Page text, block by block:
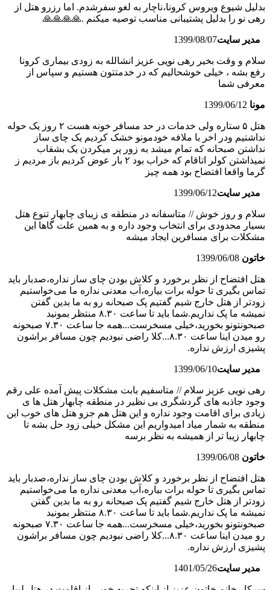
بدلیل شیوع ویروس کرونا،ناچار به لغو سفرشدم. اما رزرو هتل از
رهی نو را بدلیل پشتیبانی مناسب توصیه میکنم .🙏🙏🙏🙏
مدیر سایت1399/08/07
سلام و وقت بخیر رهی نویی عزیز انشالله به زودی بیماری کرونا
رفع بشه ، خیلی خوشحالیم که در خدمتتون هستیم و سپاس از
معرفی شما
مونا 1399/06/12
هتل ۵ ستاره ولی خدمات در حد مسافر خونه هست ۲ روز یک حوله
نداشتیم ودر اخر با ملافه خودمونو خشک کردیم یک چای ساز
نداشتن صبحانه که تمام میشد به زور پر میکردن یک بشقاب
نمیذاشتن کولر اتاقام که خراب بود ۲ بار عوض کردیم باز مردیم ز
گرما واقعا افتضاح بود همه چیز
مدیر سایت1399/06/12
سلام و روز خوش // متاسفانه در منطقه ی زیبای چابهار تنوع هتل
بسیار محدودی برای انتخاب وجود داره و به همین علت گاها این
مشکلات برای مسافرین ایجاد میشه
خاتون 1399/06/08
هتل افتضاح از نظر برخورد و کلاش بودن چای ساز نداره،صدبار باید
تماس بگیری تا حوله برات بیاره،آب معدنی نداره ما می‌خواستیم
زودتر از هتل خارج شیم گفتیم پک صبحانه رو به ما بدین گفتن
نمیشه ما پک نداریم.شما باید تا ساعت ۸.۳۰ منتظر بمونید
صبحونتونو بخورید،خیلی مسخرست...همه جا ساعت ۷.۳۰ صبحونه
رو میدن اینا ساعت ۸.۳۰...کلا راضی نبودیم چون مسافر براشون
پشیزی ارزش نداره.
مدیر سایت1399/06/10
رهی نویی عزیز سلام // متاسفیم بابت مشکلات پیش آمده علی رقم
وجود جاذبه های گردشگری بی نظیر در منطقه چابهار هتل ها ی
زیادی برای اقامت وجود نداره و این هتل هم جزو هتل های خوب این
منطقه به شمار میاد امیدواریم این مشکل خیلی زود حل بشه تا
چابهار زیبا تر از همیشه به نظر برسه
خاتون 1399/06/08
هتل افتضاح از نظر برخورد و کلاش بودن چای ساز نداره،صدبار باید
تماس بگیری تا حوله برات بیاره،آب معدنی نداره ما می‌خواستیم
زودتر از هتل خارج شیم گفتیم پک صبحانه رو به ما بدین گفتن
نمیشه ما پک نداریم.شما باید تا ساعت ۸.۳۰ منتظر بمونید
صبحونتونو بخورید،خیلی مسخرست...همه جا ساعت ۷.۳۰ صبحونه
رو میدن اینا ساعت ۸.۳۰...کلا راضی نبودیم چون مسافر براشون
پشیزی ارزش نداره.
مدیر سایت1401/05/26